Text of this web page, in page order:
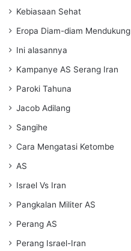
Kebiasaan Sehat
Eropa Diam-diam Mendukung
Ini alasannya
Kampanye AS Serang Iran
Paroki Tahuna
Jacob Adilang
Sangihe
Cara Mengatasi Ketombe
AS
Israel Vs Iran
Pangkalan Militer AS
Perang AS
Perang Israel-Iran